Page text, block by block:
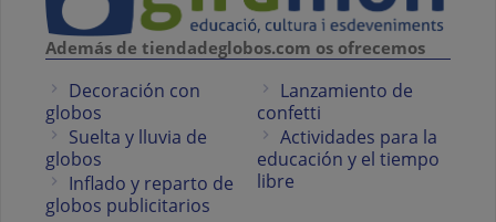
Además de tiendadeglobos.com os ofrecemos
Decoración con
globos
Suelta y lluvia de
globos
Inflado y reparto de
globos publicitarios
Lanzamiento de
confetti
Actividades para la
educación y el tiempo
libre